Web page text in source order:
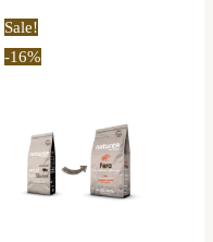
Sale!
-16%
variants.
The
options